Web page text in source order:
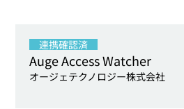
連携確認済
Auge Access Watcher
オージェテクノロジー株式会社